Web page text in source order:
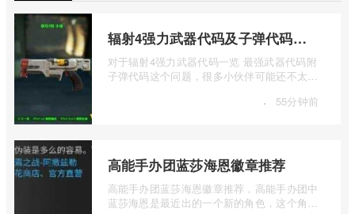
辐射4强力武器代码及子弹代码一览
对于辐射4强力武器代码一览 最强武器代码附
子弹代码这个问题，很多小伙伴可能还不太了
· 55分钟前
高能手办团蓝莎海恩徽章推荐
高能手办团蓝莎海恩徽章推荐，高能手办团中
蓝莎海恩是最近出的一个新的角色，这个角色